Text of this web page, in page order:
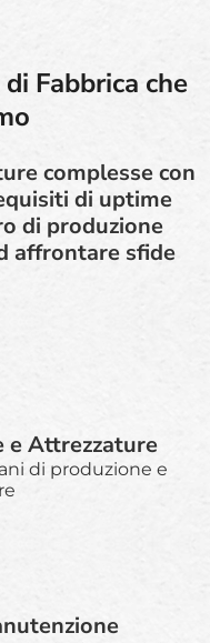
Fabbrica che
complesse con
di uptime
di produzione
affrontare sfide
e Attrezzature
di produzione e